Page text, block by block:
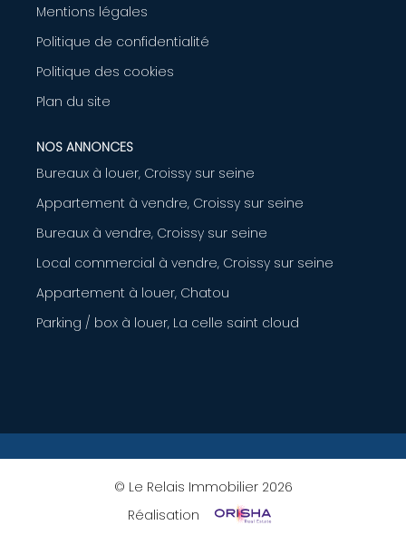
Mentions légales
Politique de confidentialité
Politique des cookies
Plan du site
NOS ANNONCES
Bureaux à louer, Croissy sur seine
Appartement à vendre, Croissy sur seine
Bureaux à vendre, Croissy sur seine
Local commercial à vendre, Croissy sur seine
Appartement à louer, Chatou
Parking / box à louer, La celle saint cloud
© Le Relais Immobilier 2026
Réalisation